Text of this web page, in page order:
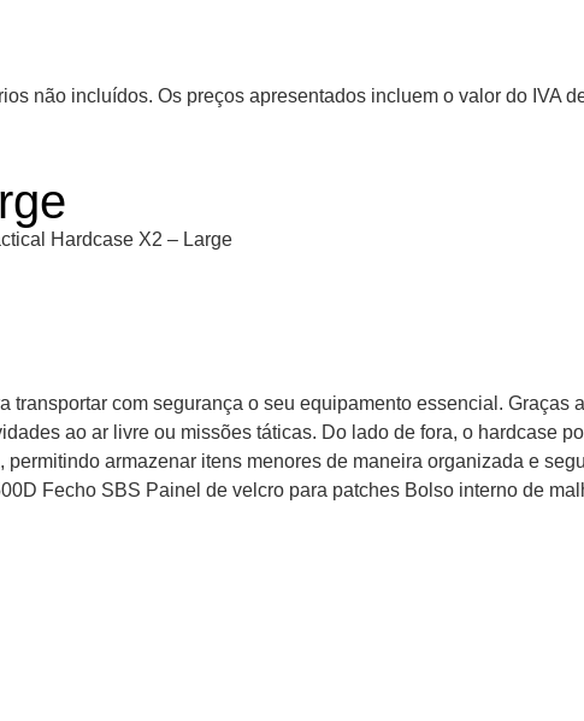
não incluídos. Os preços apresentados incluem o valor do IVA
Hardcase X2 – Large
com segurança o seu equipamento essencial. Graças
ao ar livre ou missões táticas. Do lado de fora, o hardcase
armazenar itens menores de maneira organizada e
Fecho SBS Painel de velcro para patches Bolso interno de